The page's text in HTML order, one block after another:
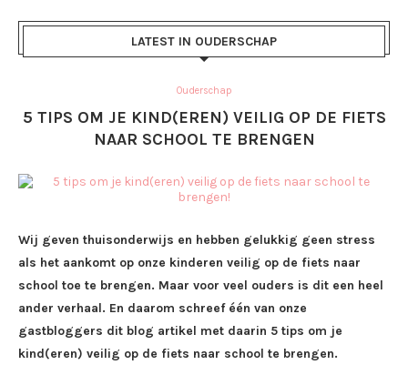
LATEST IN OUDERSCHAP
Ouderschap
5 TIPS OM JE KIND(EREN) VEILIG OP DE FIETS
NAAR SCHOOL TE BRENGEN
Wij geven thuisonderwijs en hebben gelukkig geen stress
als het aankomt op onze kinderen veilig op de fiets naar
school toe te brengen. Maar voor veel ouders is dit een heel
ander verhaal. En daarom schreef één van onze
gastbloggers dit blog artikel met daarin 5 tips om je
kind(eren) veilig op de fiets naar school te brengen.